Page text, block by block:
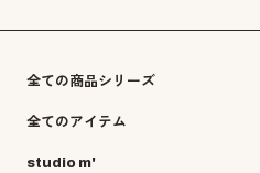
全ての商品シリーズ
全てのアイテム
studio m'